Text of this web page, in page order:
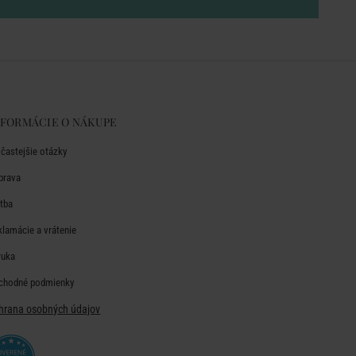
O NÁKUPE
otázky
a vrátenie
podmienky
osobných údajov